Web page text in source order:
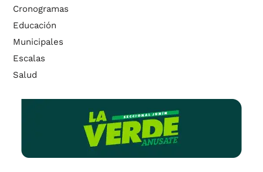
Cronogramas
Educación
Municipales
Escalas
Salud